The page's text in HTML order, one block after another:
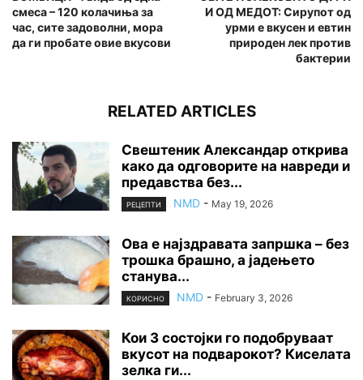
смеса – 120 колачиња за
час, сите задоволни, мора
да ги пробате овие вкусови
И ОД МЕДОТ: Сирупот од
урми е вкусен и евтин
природен лек против
бактерии
RELATED ARTICLES
Свештеник Александар открива
како да одговорите на навреди и
предавства без...
РЕЦЕПТИ NMD - May 19, 2026
Ова е најздравата запршка – без
трошка брашно, а јадењето
станува...
КОРИСНО NMD - February 3, 2026
Кои 3 состојки го подобруваат
вкусот на подварокот? Киселата
зелка ги...